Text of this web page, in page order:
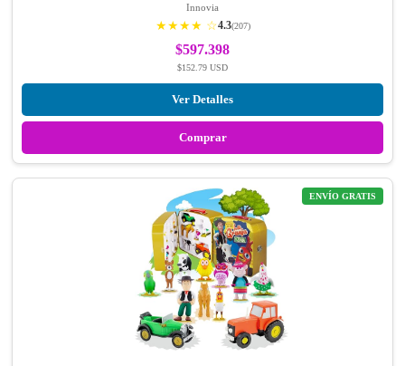
Innovia
★★★★ ☆4.3(207)
$597.398
$152.79 USD
Ver Detalles
Comprar
ENVÍO GRATIS